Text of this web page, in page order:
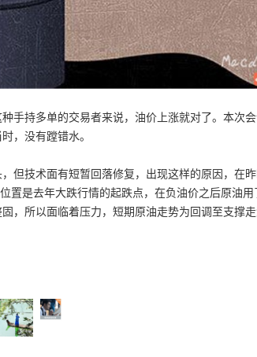
手持多单的交易者来说，油价上涨就对了。本次
，没有蹚错水。
但技术面有短暂回落修复，出现这样的原因，在
置是去年大跌行情的起跌点，在负油价之后原油
，所以面临着压力，短期原油走势为回调至支撑走